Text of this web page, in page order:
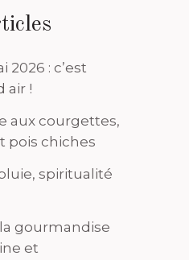
2026 : c’est
air !
aux courgettes,
pois chiches
spiritualité
gourmandise
et